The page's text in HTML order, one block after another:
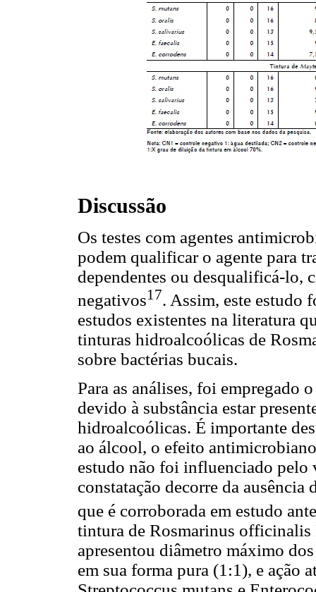
Discussão
Os testes com agentes
podem qualificar o agente para
dependentes ou desqualificá-lo,
negativos17. Assim, este estudo
estudos existentes na literatura
tinturas hidroalcoólicas de
sobre bactérias bucais.
Para as análises, foi empregado
devido à substância estar
hidroalcoólicas. É importante
ao álcool, o efeito
estudo não foi influenciado pelo
constatação decorre da
que é corroborada em estudo
tintura de Rosmarinus officinalis
apresentou diâmetro máximo
em sua forma pura (1:1), e ação